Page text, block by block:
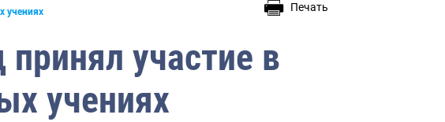
учениях
Печать
участие в
учениях